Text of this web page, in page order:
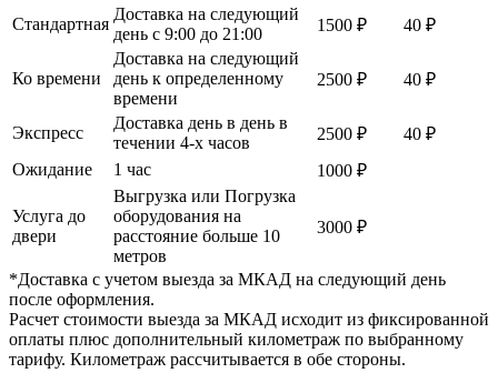
Стандартная
Доставка на следующий
день с 9:00 до 21:00
1500 ₽ 40 ₽
Ко времени
Доставка на следующий
день к определенному
времени
2500 ₽ 40 ₽
Экспресс
Доставка день в день в
течении 4-х часов
2500 ₽
40 ₽
Ожидание
1 час 1000 ₽
Услуга до
двери
Выгрузка или Погрузка
оборудования на
расстояние больше 10
метров
3000 ₽
*Доставка с учетом выезда за МКАД на следующий день
после оформления.
Расчет стоимости выезда за МКАД исходит из фиксированной
оплаты плюс дополнительный километраж по выбранному
тарифу. Километраж рассчитывается в обе стороны.